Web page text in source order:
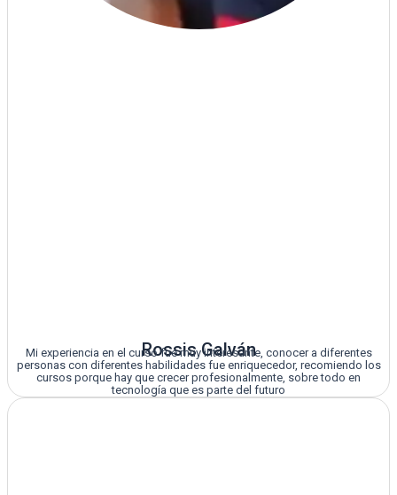
Rossis Galván
Mi experiencia en el curso fue muy interesante, conocer a diferentes
personas con diferentes habilidades fue enriquecedor, recomiendo los
cursos porque hay que crecer profesionalmente, sobre todo en
tecnología que es parte del futuro